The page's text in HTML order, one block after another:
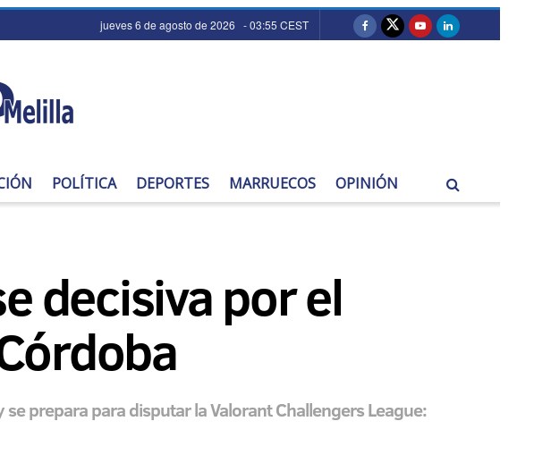
jueves 6 de agosto de 2026 - 03:55 CEST
POLÍTICA DEPORTES MARRUECOS OPINIÓN
decisiva por el
prepara para disputar la Valorant Challengers League: